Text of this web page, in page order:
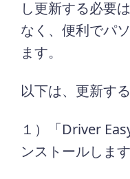
し更新する必要
なく、便利でパ
ます。
以下は、更新す
１）「Driver
ンストールします